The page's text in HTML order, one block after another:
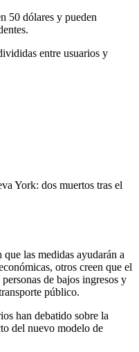
50 dólares y pueden
entre usuarios y
York: dos muertos tras el
las medidas ayudarán a
otros creen que el
de bajos ingresos y
público.
han debatido sobre la
del nuevo modelo de